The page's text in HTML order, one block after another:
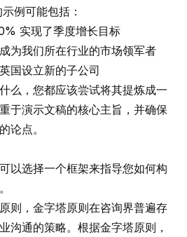
例可能包括：
实现了季度增长目标
为我们所在行业的市场领军者
国设立新的子公司
么，您都应该尝试将其提炼成一
于演示文稿的核心主旨，并确保
论点。
以选择一个框架来指导您如何构
则 ，金字塔原则在咨询界普遍存
沟通的策略。根据金字塔原则，